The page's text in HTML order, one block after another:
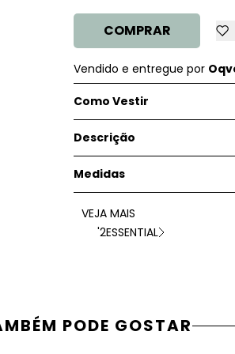
COMPRAR
Vendido e entregue por
Como Vestir
Descrição
Medidas
VEJA MAIS
'2ESSENTIAL
PODE GOSTAR